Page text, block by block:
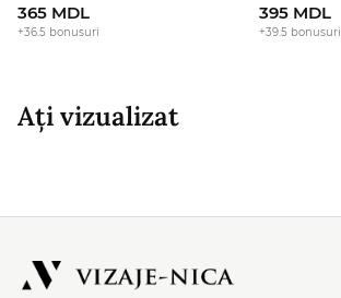
365 MDL
+36.5 bonusuri
395 MDL
+39.5 bonusuri
Ați vizualizat